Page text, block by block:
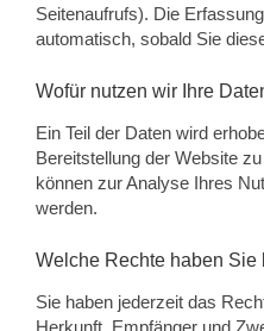
Seitenaufrufs). Die
automatisch, sobald Sie
Wofür nutzen wir Ihre
Ein Teil der Daten wird
Bereitstellung der Website
können zur Analyse Ihres
werden.
Welche Rechte haben Sie
Sie haben jederzeit das
Herkunft, Empfänger und